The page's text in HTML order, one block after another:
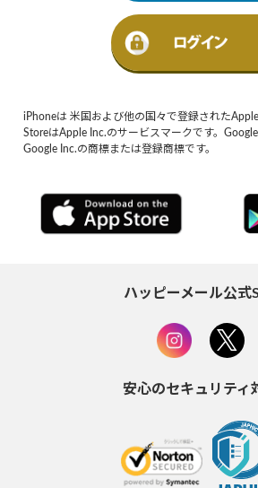
iPhoneは 米国および他の国々で登録された
StoreはApple Inc.のサービスマークです。
Google Inc.の商標または登録商標です。
ハッピーメール公式
安心のセキュリティ